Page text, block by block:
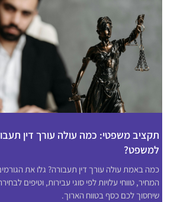
תקציב משפטי: כמה עולה עורך דין
למשפט?
כמה באמת עולה עורך דין תעבורה? גלו את
המחיר, טווחי עלויות לפי סוגי עבירות, וטיפים
שיחסוך לכם כסף בטווח הארוך.